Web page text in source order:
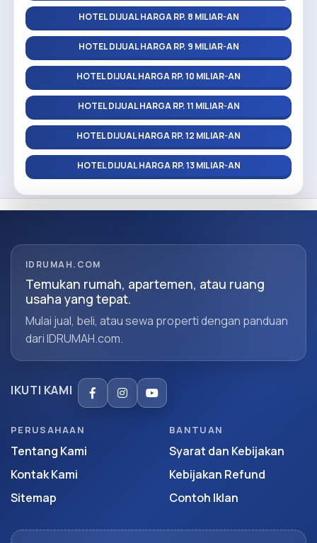
HOTEL DIJUAL HARGA RP. 8 MILIAR-AN
HOTEL DIJUAL HARGA RP. 9 MILIAR-AN
HOTEL DIJUAL HARGA RP. 10 MILIAR-AN
HOTEL DIJUAL HARGA RP. 11 MILIAR-AN
HOTEL DIJUAL HARGA RP. 12 MILIAR-AN
HOTEL DIJUAL HARGA RP. 13 MILIAR-AN
IDRUMAH.COM
Temukan rumah, apartemen, atau ruang
usaha yang tepat.
Mulai jual, beli, atau sewa properti dengan panduan
dari IDRUMAH.com.
IKUTI KAMI
PERUSAHAAN
Tentang Kami
Kontak Kami
Sitemap
BANTUAN
Syarat dan Kebijakan
Kebijakan Refund
Contoh Iklan